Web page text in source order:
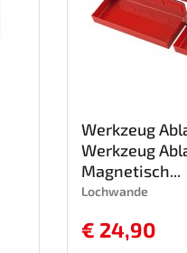
Werkzeug
Werkzeug
Magnetisch...
Lochwande
€ 24,90